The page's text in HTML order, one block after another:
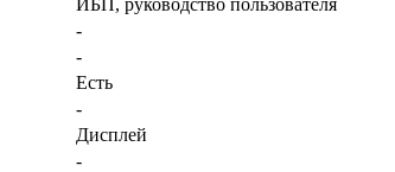
-
-
Есть
-
Дисплей
-